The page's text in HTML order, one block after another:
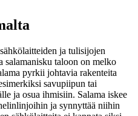
ja tulisijojen
salamanisku taloon on melko
pyrkii johtavia rakenteita
savupiipun tai
ja osua ihmisiin. Salama iskee
ja synnyttää niihin